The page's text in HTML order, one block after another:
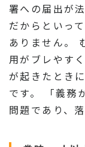
署への届出が
だからといっ
ありません。
用がブレやす
が起きたとき
です。 「義務
問題であり、